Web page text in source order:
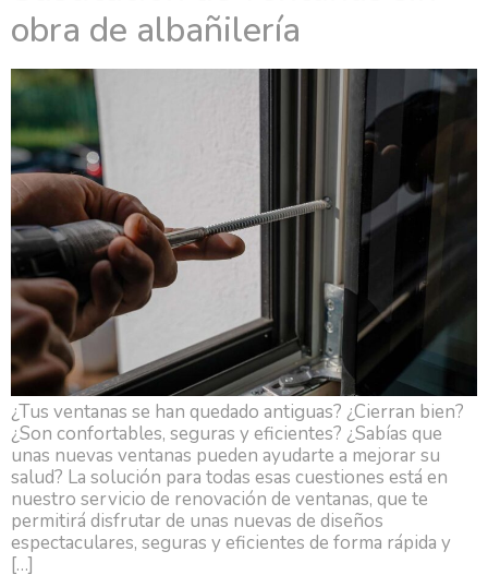
obra de albañilería
¿Tus ventanas se han quedado antiguas? ¿Cierran bien?
¿Son confortables, seguras y eficientes? ¿Sabías que
unas nuevas ventanas pueden ayudarte a mejorar su
salud? La solución para todas esas cuestiones está en
nuestro servicio de renovación de ventanas, que te
permitirá disfrutar de unas nuevas de diseños
espectaculares, seguras y eficientes de forma rápida y
[…]